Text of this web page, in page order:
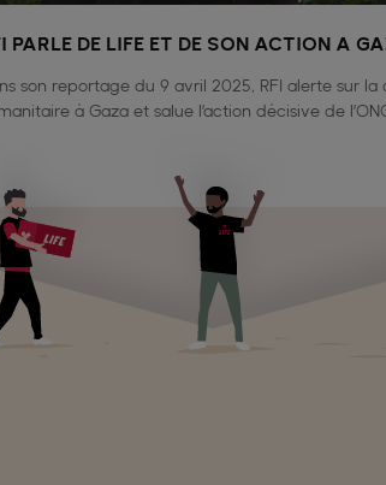
PARLE DE LIFE ET DE SON ACTION A
son reportage du 9 avril 2025, RFI alerte sur la
à Gaza et salue l’action décisive de